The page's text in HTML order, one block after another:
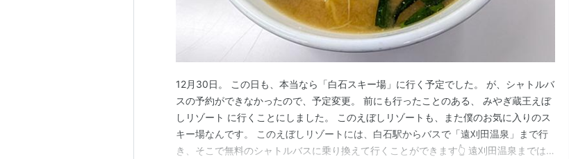
12月30日。 この日も、本当なら「白石スキー場」に行く予定でした。 が、シャトルバ
スの予約ができなかったので、予定変更。 前にも行ったことのある、 みやぎ蔵王えぼ
しリゾート に行くことにしました。 このえぼしリゾートも、また僕のお気に入りのス
キー場なんです。 このえぼしリゾートには、白石駅からバスで「遠刈田温泉」まで行
き、そこで無料のシャトルバスに乗り換えて行くことができます👆 遠刈田温泉までは